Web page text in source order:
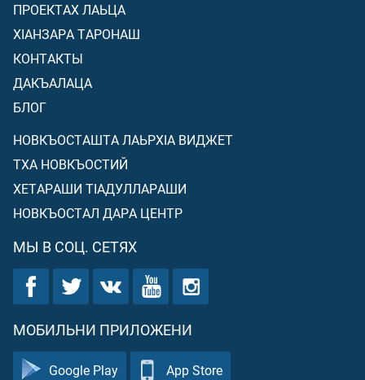
ПРОЕКТАХ ЛАЬЦА
ХIАНЗАРА ТАРОНАШ
КОНТАКТЫ
ДАКЪАЛАЦА
БЛОГ
НОВКЪОСТАШТА ЛАЬРХIА ВИДЖЕТ
ТХА НОВКЪОСТИЙ
ХЕТАРАШИ ТIАДУЛЛАРАШИ
НОВКЪОСТАЛ ДАРА ЦЕНТР
МЫ В СОЦ. СЕТЯХ
МОБИЛЬНИ ПРИЛОЖЕНИ
Google Play App Store